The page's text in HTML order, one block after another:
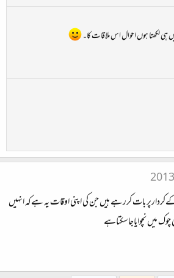
ہی لکھتا ہوں احوال اس ملاقات کا۔
کےکردارپر بات کررہے ہیں جن کی اپنی اوقات یہ ہےکہ انہیں
میں نچوایاجاسکتاہے